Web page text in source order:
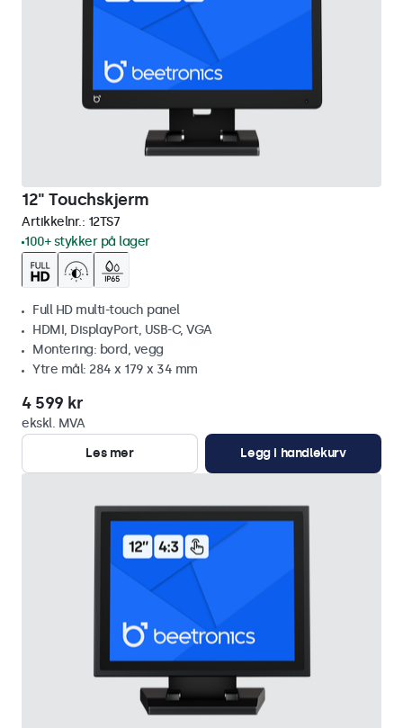
12" Touchskjerm
Artikkelnr.: 12TS7
100+ stykker på lager
Full HD multi-touch panel
HDMI, DisplayPort, USB-C, VGA
Montering: bord, vegg
Ytre mål: 284 x 179 x 34 mm
4 599 kr
ekskl. MVA
Les mer
Legg i handlekurv